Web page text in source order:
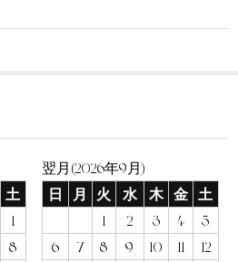
土
1
8
翌月(2026年9月)
日
月 火 水 木 金
土
1
2 3 4
5
6
7 8 9 10 11
12